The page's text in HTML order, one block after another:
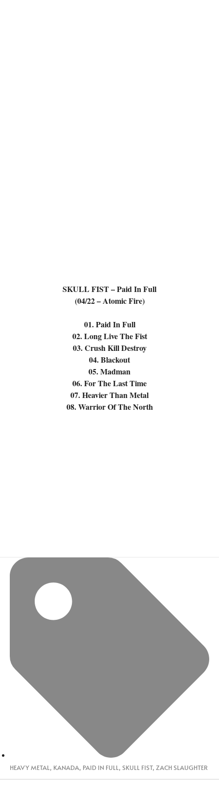
SKULL FIST – Paid In Full
(04/22 – Atomic Fire)
01. Paid In Full
02. Long Live The Fist
03. Crush Kill Destroy
04. Blackout
05. Madman
06. For The Last Time
07. Heavier Than Metal
08. Warrior Of The North
HEAVY METAL, KANADA, PAID IN FULL, SKULL FIST, ZACH SLAUGHTER